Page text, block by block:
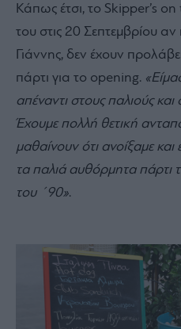
Κάπως έτσι, το Skipper’s on
του στις 20 Σεπτεμβρίου αν
Γιάννης, δεν έχουν
πάρτι για το opening.
απέναντι στους παλιούς
Έχουμε πολλή θετική
μαθαίνουν ότι ανοίξαμε
τα παλιά αυθόρμητα πάρτι
του ΄90».